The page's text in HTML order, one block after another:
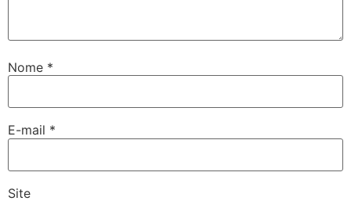
Nome *
E-mail *
Site